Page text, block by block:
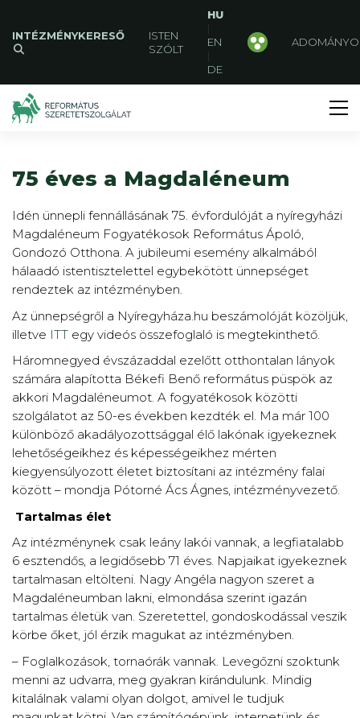
INTÉZMÉNYKERESŐ
ISTEN
SZÓLT
HU
|
EN
|
DE
75 éves a Magdaléneum
Idén ünnepli fennállásának 75. évfordulóját a nyíregyházi
Magdaléneum Fogyatékosok Református Ápoló,
Gondozó Otthona. A jubileumi esemény alkalmából
hálaadó istentisztelettel egybekötött ünnepséget
rendeztek az intézményben.
Az ünnepségről a Nyíregyháza.hu beszámolóját közöljük,
illetve ITT egy videós összefoglaló is megtekinthető.
Háromnegyed évszázaddal ezelőtt otthontalan lányok
számára alapította Békefi Benő református püspök az
akkori Magdaléneumot. A fogyatékosok közötti
szolgálatot az 50-es években kezdték el. Ma már 100
különböző akadályozottsággal élő lakónak igyekeznek
lehetőségeikhez és képességeikhez mérten
kiegyensúlyozott életet biztosítani az intézmény falai
között – mondja Pótorné Ács Ágnes, intézményvezető.
Tartalmas élet
Az intézménynek csak leány lakói vannak, a legfiatalabb
6 esztendős, a legidősebb 71 éves. Napjaikat igyekeznek
tartalmasan eltölteni. Nagy Angéla nagyon szeret a
Magdaléneumban lakni, elmondása szerint igazán
tartalmas életük van. Szeretettel, gondoskodással veszik
körbe őket, jól érzik magukat az intézményben.
– Foglalkozások, tornaórák vannak. Levegőzni szoktunk
menni az udvarra, meg gyakran kirándulunk. Mindig
kitalálnak valami olyan dolgot, amivel le tudjuk